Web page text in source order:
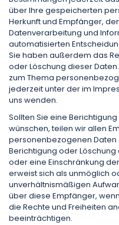
über Ihre gespeicherten
Herkunft und Empfänger,
Datenverarbeitung und
automatisierten
Sie haben außerdem das
oder Löschung dieser
zum Thema
jederzeit unter der im
uns wenden.
Sollten Sie eine
wünschen, teilen wir allen
personenbezogenen
Berichtigung oder
oder eine Einschränkung
erweist sich als unmöglich
unverhältnismäßigen
über diese Empfänger,
die Rechte und Freiheiten
beeinträchtigen.